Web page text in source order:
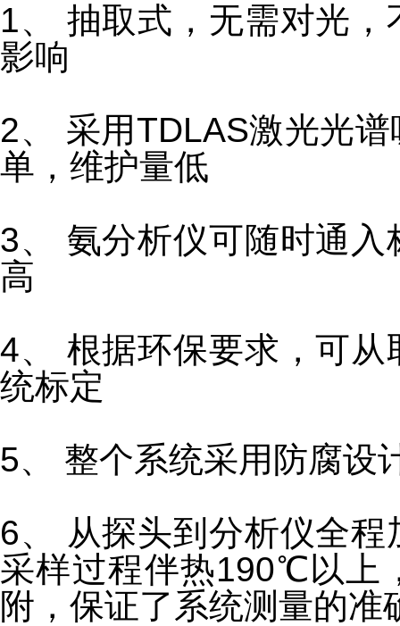
1、 抽取式，无需对光
影响
2、 采用TDLAS激光光
单，维护量低
3、 氨分析仪可随时通
高
4、 根据环保要求，可
统标定
5、 整个系统采用防腐设
6、 从探头到分析仪全
采样过程伴热190℃以上
附，保证了系统测量的准